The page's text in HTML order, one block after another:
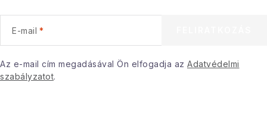
Karácsonyi esemény
Januári akció
Veľkoobchodná spolupráca
E-mail
Az e-mail cím megadásával Ön elfogadja az Adatvédelmi
szabályzatot.